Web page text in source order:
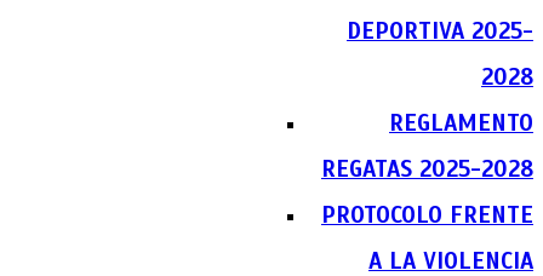
DEPORTIVA 2025-
2028
REGLAMENTO
REGATAS 2025-2028
PROTOCOLO FRENTE
A LA VIOLENCIA